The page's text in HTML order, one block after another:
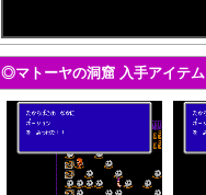
◎マトーヤの洞窟 入手アイテム